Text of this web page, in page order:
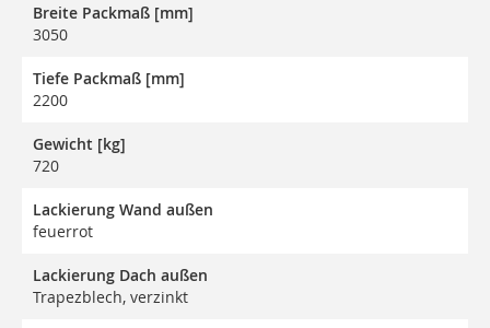
Breite Packmaß [mm]
3050
Tiefe Packmaß [mm]
2200
Gewicht [kg]
720
Lackierung Wand außen
feuerrot
Lackierung Dach außen
Trapezblech, verzinkt